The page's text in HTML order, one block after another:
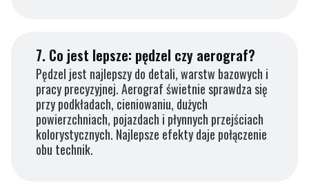
7. Co jest lepsze: pędzel czy aerograf?
Pędzel jest najlepszy do detali, warstw bazowych i
pracy precyzyjnej. Aerograf świetnie sprawdza się
przy podkładach, cieniowaniu, dużych
powierzchniach, pojazdach i płynnych przejściach
kolorystycznych. Najlepsze efekty daje połączenie
obu technik.